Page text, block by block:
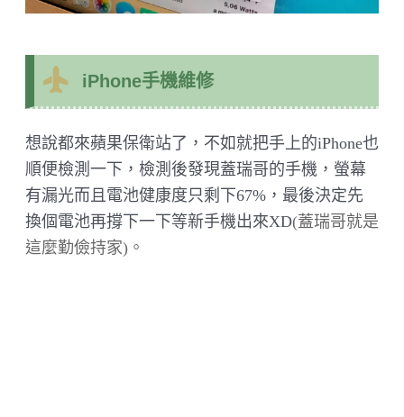
iPhone手機維修
想說都來蘋果保衛站了，不如就把手上的iPhone也
順便檢測一下，檢測後發現蓋瑞哥的手機，螢幕
有漏光而且電池健康度只剩下67%，最後決定先
換個電池再撐下一下等新手機出來XD(蓋瑞哥就是
這麼勤儉持家)。